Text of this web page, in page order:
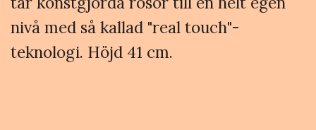
nivå med så kallad "real touch"-
teknologi. Höjd 41 cm.